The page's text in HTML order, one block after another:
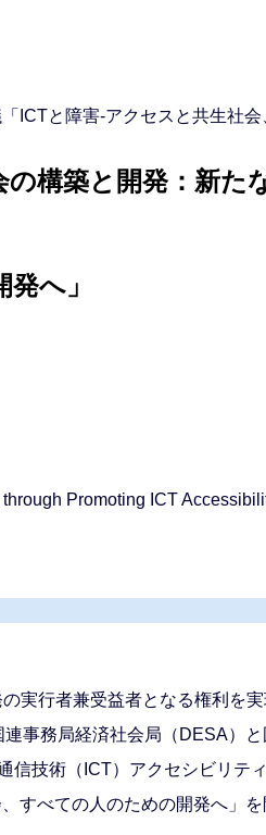
ICTと障害-アクセスと共生社会
構築と開発：新た
へ」
Promoting ICT
実行者兼受益者となる権利を
事務局経済社会局（DESA）
技術（ICT）アクセシビリテ
すべての人のための開発へ」を